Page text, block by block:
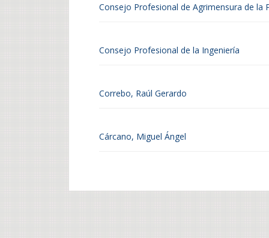
Consejo Profesional de Agrimensura de la
Consejo Profesional de la Ingeniería
Correbo, Raúl Gerardo
Cárcano, Miguel Ángel